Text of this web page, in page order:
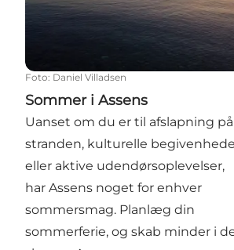
Foto: Daniel Villadsen
Sommer i Assens
Uanset om du er til afslapning på
stranden, kulturelle
eller aktive udendørsoplevelser,
har Assens noget for enhver
sommersmag. Planlæg din
sommerferie, og skab minder i